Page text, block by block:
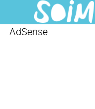
AdSense